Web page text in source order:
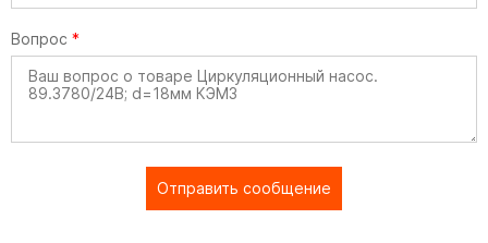
Вопрос *
Отправить сообщение